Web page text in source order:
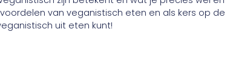
van veganistisch eten en als kers op
uit eten kunt!